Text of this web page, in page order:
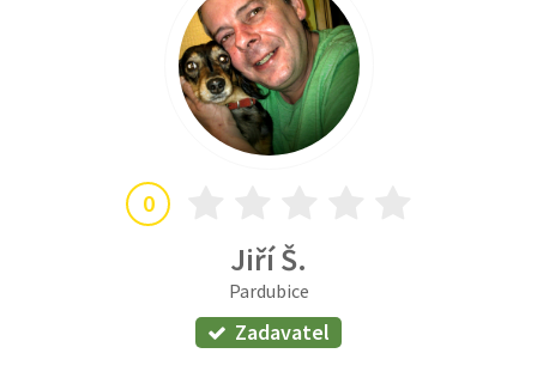
0
Jiří Š.
Pardubice
Zadavatel